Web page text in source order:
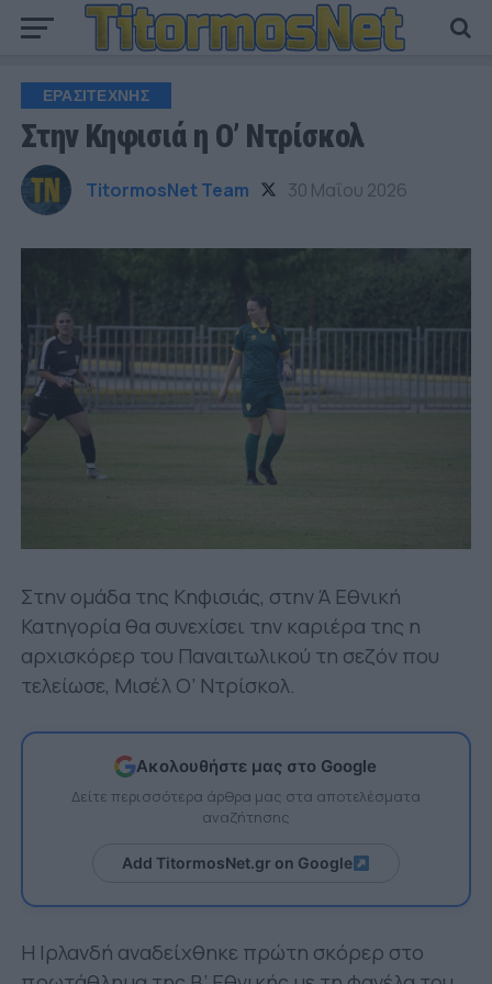
ΕΡΑΣΙΤΕΧΝΗΣ
Στην Κηφισιά η Ο’ Ντρίσκολ
TitormosNet Team 30 Μαΐου 2026
Στην ομάδα της Κηφισιάς, στην Ά Εθνική
Κατηγορία θα συνεχίσει την καριέρα της η
αρχισκόρερ του Παναιτωλικού τη σεζόν που
τελείωσε, Μισέλ Ο’ Ντρίσκολ.
Ακολουθήστε μας στο Google
Δείτε περισσότερα άρθρα μας στα αποτελέσματα
αναζήτησης
Add TitormosNet.gr on Google
Η Ιρλανδή αναδείχθηκε πρώτη σκόρερ στο